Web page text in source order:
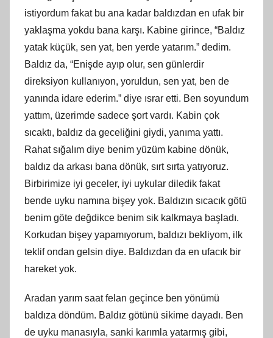
istiyordum fakat bu ana kadar baldızdan en ufak bir
yaklaşma yokdu bana karşı. Kabine girince, “Baldız
yatak küçük, sen yat, ben yerde yatarım.” dedim.
Baldız da, “Enişde ayıp olur, sen günlerdir
direksiyon kullanıyon, yoruldun, sen yat, ben de
yanında idare ederim.” diye ısrar etti. Ben soyundum
yattım, üzerimde sadece şort vardı. Kabin çok
sıcaktı, baldız da geceliğini giydi, yanıma yattı.
Rahat sığalım diye benim yüzüm kabine dönük,
baldız da arkası bana dönük, sırt sırta yatıyoruz.
Birbirimize iyi geceler, iyi uykular diledik fakat
bende uyku namına bişey yok. Baldızın sıcacık götü
benim göte değdikce benim sik kalkmaya başladı.
Korkudan bişey yapamıyorum, baldızı bekliyom, ilk
teklif ondan gelsin diye. Baldızdan da en ufacık bir
hareket yok.
Aradan yarım saat felan geçince ben yönümü
baldıza döndüm. Baldız götünü sikime dayadı. Ben
de uyku manasıyla, sanki karımla yatarmış gibi,